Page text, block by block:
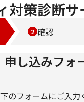
対策診断サ
確認
申し込みフォ
のフォームにご入力